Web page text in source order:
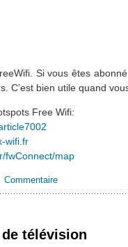
Si vous êtes
C’est bien utile quand
Free Wifi:
wifi.fr
fwConnect/map
Commentaire
télévision